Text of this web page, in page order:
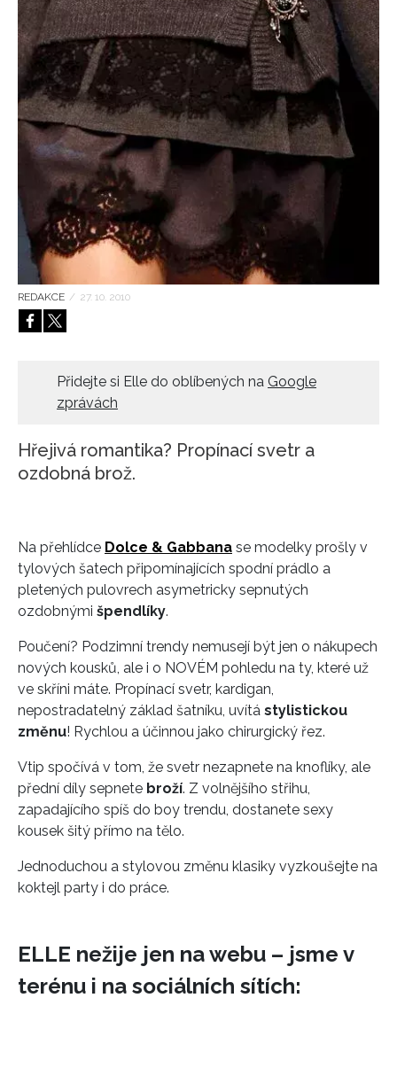
HOME
REDAKCE / 27. 10. 2010
Přidejte si Elle do oblíbených na Google
zprávách
Hřejivá romantika? Propínací svetr a
ozdobná brož.
Na přehlídce Dolce & Gabbana se modelky prošly v
tylových šatech připomínajících spodní prádlo a
pletených pulovrech asymetricky sepnutých
ozdobnými špendlíky.
Poučení? Podzimní trendy nemusejí být jen o nákupech
nových kousků, ale i o NOVÉM pohledu na ty, které už
ve skříni máte. Propínací svetr, kardigan,
nepostradatelný základ šatníku, uvítá stylistickou
změnu! Rychlou a účinnou jako chirurgický řez.
Vtip spočívá v tom, že svetr nezapnete na knoflíky, ale
přední díly sepnete broží. Z volnějšího střihu,
zapadajícího spíš do boy trendu, dostanete sexy
kousek šitý přímo na tělo.
Jednoduchou a stylovou změnu klasiky vyzkoušejte na
koktejl party i do práce.
ELLE nežije jen na webu – jsme v
terénu i na sociálních sítích: